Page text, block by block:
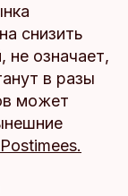
снизить
не означает,
в разы
может
Postimees.